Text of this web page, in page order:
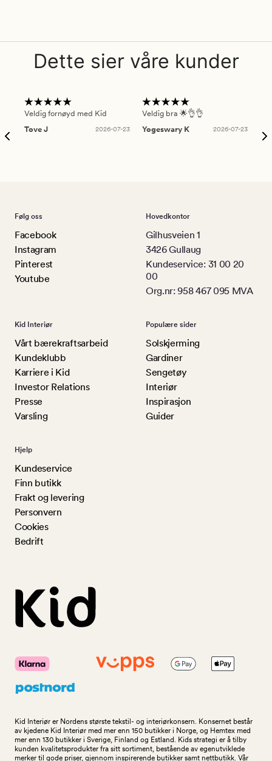
Dette sier våre kunder
Veldig fornøyd med Kid
Tove J
2026-07-23
Veldig bra 🌟👌👌
Yogeswary K
2026-07-23
Følg oss
Facebook
Instagram
Pinterest
Youtube
Hovedkontor
Gilhusveien 1
3426 Gullaug
Kundeservice: 31 00 20
00
Org.nr: 958 467 095 MVA
Kid Interiør
Vårt bærekraftsarbeid
Kundeklubb
Karriere i Kid
Investor Relations
Presse
Varsling
Populære sider
Solskjerming
Gardiner
Sengetøy
Interiør
Inspirasjon
Guider
Hjelp
Kundeservice
Finn butikk
Frakt og levering
Personvern
Cookies
Bedrift
Kid Interiør er Nordens største tekstil- og interiørkonsern. Konsernet består
av kjedene Kid Interiør med mer enn 150 butikker i Norge, og Hemtex med
mer enn 130 butikker i Sverige, Finland og Estland. Kids strategi er å tilby
kunden kvalitetsprodukter fra sitt sortiment, bestående av egenutviklede
merker til gode priser, gjennom inspirerende butikker samt nettbutikk. Vår